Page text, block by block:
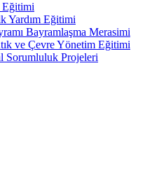
Eğitimi
Yardım Eğitimi
Bayramlaşma Merasimi
ve Çevre Yönetim Eğitimi
Sorumluluk Projeleri